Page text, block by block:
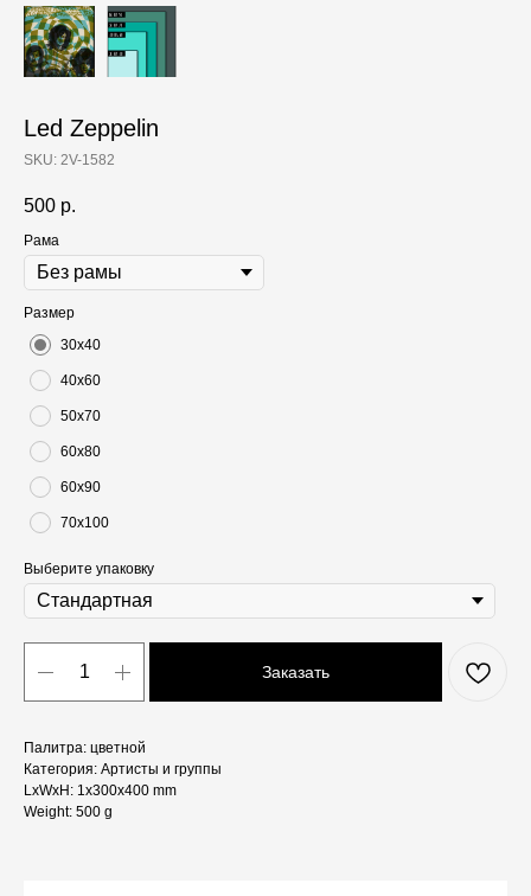
Led Zeppelin
SKU: 2V-1582
500 р.
Рама
Размер
30х40
40х60
50х70
60х80
60х90
70х100
Выберите упаковку
Заказать
Палитра: цветной
Категория: Артисты и группы
LxWxH: 1x300x400 mm
Weight: 500 g